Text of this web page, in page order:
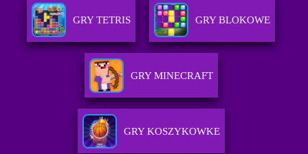
GRY TETRIS GRY BLOKOWE
GRY MINECRAFT
GRY KOSZYKOWKE